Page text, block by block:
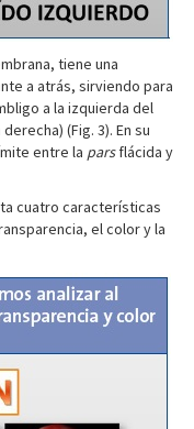
tiene una
a atrás, sirviendo para
a la izquierda del
(Fig. 3). En su
entre la parsflácida y
cuatro características
el color y la